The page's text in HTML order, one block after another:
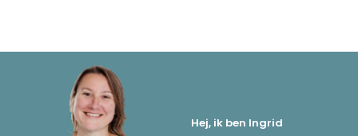
Hej, ik ben Ingrid